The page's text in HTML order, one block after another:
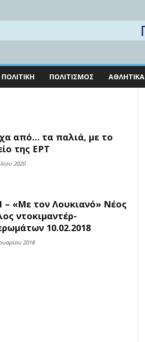
ΠΟΛΙΤΙΚΉ ΠΟΛΙΤΙΣΜΌΣ ΑΘΛΗΤΙΚΆ
από… τα παλιά, με το
της ΕΡΤ
2020
– «Με τον Λουκιανό» Νέος
ντοκιμαντέρ-
10.02.2018
2018